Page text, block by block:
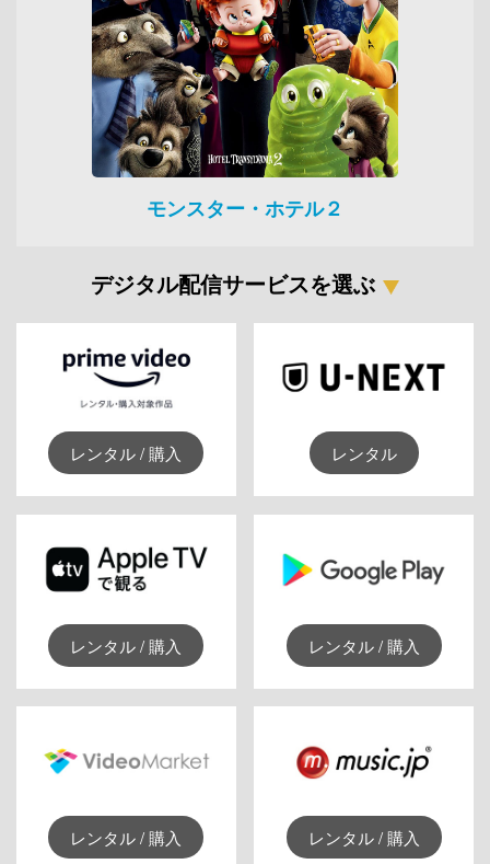
モンスター・ホテル２
デジタル配信サービスを選ぶ
レンタル / 購入 レンタル
レンタル / 購入 レンタル / 購入
レンタル / 購入 レンタル / 購入